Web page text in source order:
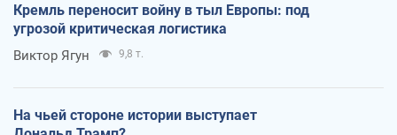
Кремль переносит войну в тыл Европы: под
угрозой критическая логистика
Виктор Ягун 9,8 т.
На чьей стороне истории выступает